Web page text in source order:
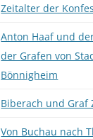
Zeitalter der
Anton Haaf und
der Grafen von
Bönnigheim
Biberach und Graf
Von Buchau nach